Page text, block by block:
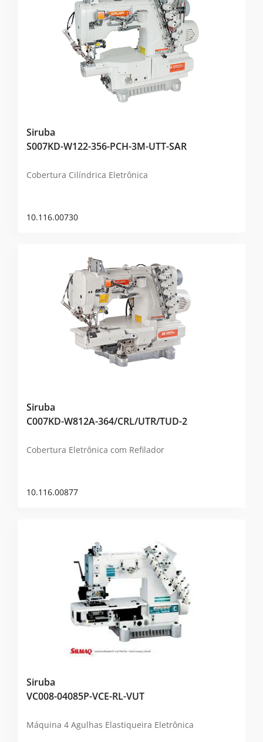
Siruba
S007KD-W122-356-PCH-3M-UTT-SAR
Cobertura Cilíndrica Eletrônica
10.116.00730
Siruba
C007KD-W812A-364/CRL/UTR/TUD-2
Cobertura Eletrônica com Refilador
10.116.00877
Siruba
VC008-04085P-VCE-RL-VUT
Máquina 4 Agulhas Elastiqueira Eletrônica